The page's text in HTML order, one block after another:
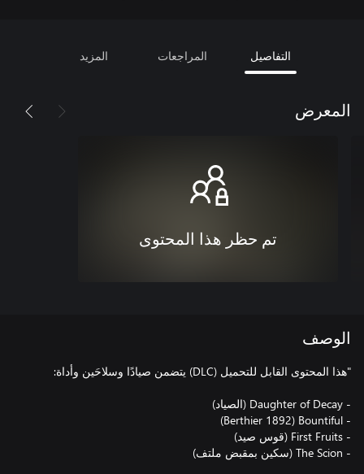
التفاصيل المراجعات المزيد
المعرض
تم حظر هذا المحتوى
الوصف